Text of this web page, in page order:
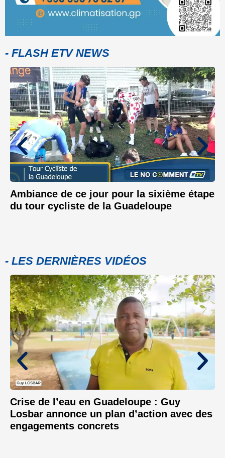
- FLASH ETV NEWS
Ambiance de ce jour pour la sixième étape
du tour cycliste de la Guadeloupe
- LES DERNIÈRES VIDÉOS
Crise de l’eau en Guadeloupe : Guy
Losbar annonce un plan d’action avec des
engagements concrets